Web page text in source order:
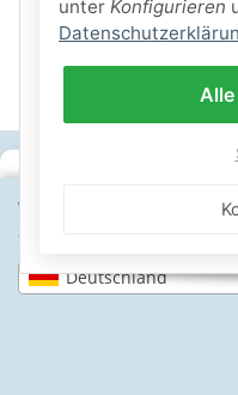
Wähle dein Lieferland, um
Standort zu sehen.
Deutschland
unter Konfigurieren